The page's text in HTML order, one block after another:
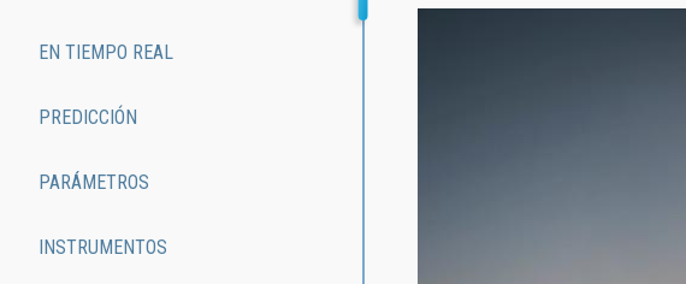
la
navegación
navigation
EN TIEMPO REAL
PREDICCIÓN
PARÁMETROS
INSTRUMENTOS